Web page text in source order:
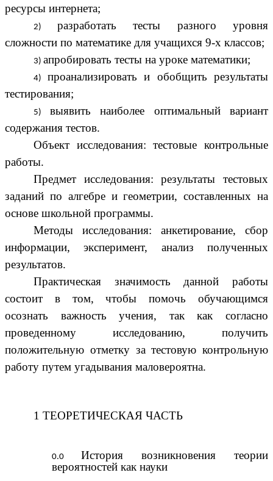
ресурсы интернета;
разработать тесты разного уровня
сложности по математике для учащихся 9-х классов;
апробировать тесты на уроке математики;
проанализировать и обобщить результаты
тестирования;
выявить наиболее оптимальный вариант
содержания тестов.
Объект исследования: тестовые контрольные
работы.
Предмет исследования: результаты тестовых
заданий по алгебре и геометрии, составленных на
основе школьной программы.
Методы исследования: анкетирование, сбор
информации, эксперимент, анализ полученных
результатов.
Практическая значимость данной работы
состоит в том, чтобы помочь обучающимся
осознать важность учения, так как согласно
проведенному исследованию, получить
положительную отметку за тестовую контрольную
работу путем угадывания маловероятна.
1 ТЕОРЕТИЧЕСКАЯ ЧАСТЬ
История возникновения теории
вероятностей как науки